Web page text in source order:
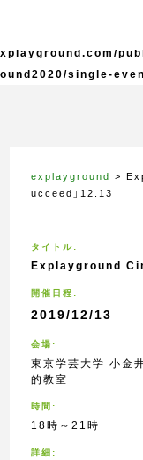
xplayground.com/
ound2020/single-
explayground >
ucceed」12.13
タイトル:
Explayground
開催日程:
2019/12/13
会場:
東京学芸大学 小金
的教室
時間:
18時～21時
詳細: